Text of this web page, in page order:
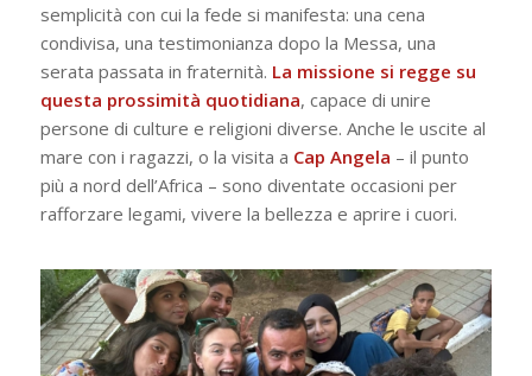
semplicità con cui la fede si manifesta: una cena
condivisa, una testimonianza dopo la Messa, una
serata passata in fraternità. La missione si regge su
questa prossimità quotidiana, capace di unire
persone di culture e religioni diverse. Anche le uscite al
mare con i ragazzi, o la visita a Cap Angela – il punto
più a nord dell’Africa – sono diventate occasioni per
rafforzare legami, vivere la bellezza e aprire i cuori.